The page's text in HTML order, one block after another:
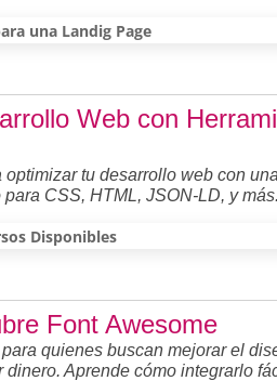
una Landig Page
Web con
tu desarrollo web con
CSS, HTML, JSON-LD, y más.
Disponibles
Font Awesome
quienes buscan mejorar el
Aprende cómo integrarlo